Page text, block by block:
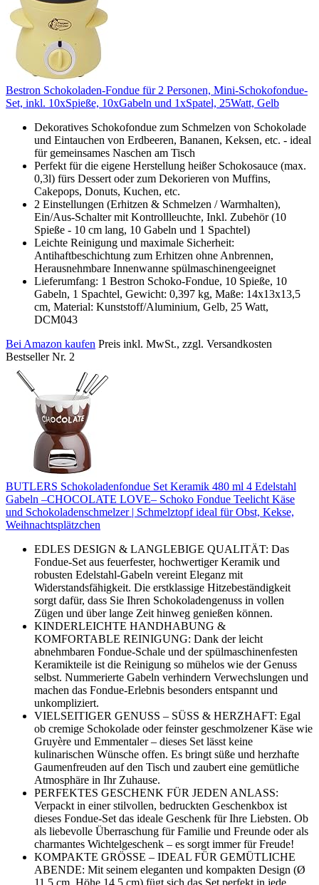
Bestron Schokoladen-Fondue für 2 Personen, Mini-Schokofondue-
Set, inkl. 10xSpieße, 10xGabeln und 1xSpatel, 25Watt, Gelb
Dekoratives Schokofondue zum Schmelzen von Schokolade
und Eintauchen von Erdbeeren, Bananen, Keksen, etc. - ideal
für gemeinsames Naschen am Tisch
Perfekt für die eigene Herstellung heißer Schokosauce (max.
0,3l) fürs Dessert oder zum Dekorieren von Muffins,
Cakepops, Donuts, Kuchen, etc.
2 Einstellungen (Erhitzen & Schmelzen / Warmhalten),
Ein/Aus-Schalter mit Kontrollleuchte, Inkl. Zubehör (10
Spieße - 10 cm lang, 10 Gabeln und 1 Spachtel)
Leichte Reinigung und maximale Sicherheit:
Antihaftbeschichtung zum Erhitzen ohne Anbrennen,
Herausnehmbare Innenwanne spülmaschinengeeignet
Lieferumfang: 1 Bestron Schoko-Fondue, 10 Spieße, 10
Gabeln, 1 Spachtel, Gewicht: 0,397 kg, Maße: 14x13x13,5
cm, Material: Kunststoff/Aluminium, Gelb, 25 Watt,
DCM043
Bei Amazon kaufen Preis inkl. MwSt., zzgl. Versandkosten
Bestseller Nr. 2
BUTLERS Schokoladenfondue Set Keramik 480 ml 4 Edelstahl
Gabeln –CHOCOLATE LOVE– Schoko Fondue Teelicht Käse
und Schokoladenschmelzer | Schmelztopf ideal für Obst, Kekse,
Weihnachtsplätzchen
EDLES DESIGN & LANGLEBIGE QUALITÄT: Das
Fondue-Set aus feuerfester, hochwertiger Keramik und
robusten Edelstahl-Gabeln vereint Eleganz mit
Widerstandsfähigkeit. Die erstklassige Hitzebeständigkeit
sorgt dafür, dass Sie Ihren Schokoladengenuss in vollen
Zügen und über lange Zeit hinweg genießen können.
KINDERLEICHTE HANDHABUNG &
KOMFORTABLE REINIGUNG: Dank der leicht
abnehmbaren Fondue-Schale und der spülmaschinenfesten
Keramikteile ist die Reinigung so mühelos wie der Genuss
selbst. Nummerierte Gabeln verhindern Verwechslungen und
machen das Fondue-Erlebnis besonders entspannt und
unkompliziert.
VIELSEITIGER GENUSS – SÜSS & HERZHAFT: Egal
ob cremige Schokolade oder feinster geschmolzener Käse wie
Gruyère und Emmentaler – dieses Set lässt keine
kulinarischen Wünsche offen. Es bringt süße und herzhafte
Gaumenfreuden auf den Tisch und zaubert eine gemütliche
Atmosphäre in Ihr Zuhause.
PERFEKTES GESCHENK FÜR JEDEN ANLASS:
Verpackt in einer stilvollen, bedruckten Geschenkbox ist
dieses Fondue-Set das ideale Geschenk für Ihre Liebsten. Ob
als liebevolle Überraschung für Familie und Freunde oder als
charmantes Wichtelgeschenk – es sorgt immer für Freude!
KOMPAKTE GRÖSSE – IDEAL FÜR GEMÜTLICHE
ABENDE: Mit seinem eleganten und kompakten Design (Ø
11,5 cm, Höhe 14,5 cm) fügt sich das Set perfekt in jede